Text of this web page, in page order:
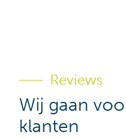
Reviews
Wij gaan
klanten